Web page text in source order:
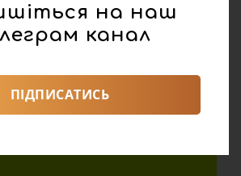
на наш
канал
ПІДПИСАТИСЬ